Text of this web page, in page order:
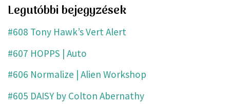
Legutóbbi bejegyzések
#608 Tony Hawk’s Vert Alert
#607 HOPPS | Auto
#606 Normalize | Alien Workshop
#605 DAISY by Colton Abernathy